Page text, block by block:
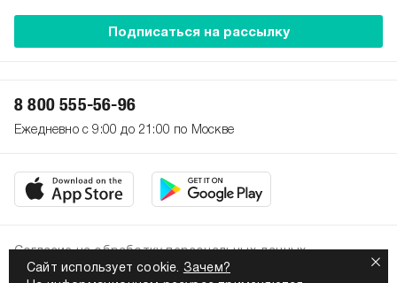
Сайт использует cookie. Зачем?
Подписаться на рассылку
8 800 555-56-96
Ежедневно с 9:00 до 21:00 по Москве
Политика конфиденциальности
Согласие на обработку персональных данных